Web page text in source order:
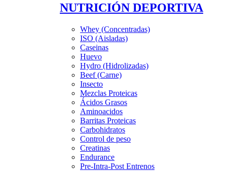
NUTRICIÓN DEPORTIVA
Whey (Concentradas)
ISO (Aisladas)
Caseinas
Huevo
Hydro (Hidrolizadas)
Beef (Carne)
Insecto
Mezclas Proteicas
Ácidos Grasos
Aminoacidos
Barritas Proteicas
Carbohidratos
Control de peso
Creatinas
Endurance
Pre-Intra-Post Entrenos